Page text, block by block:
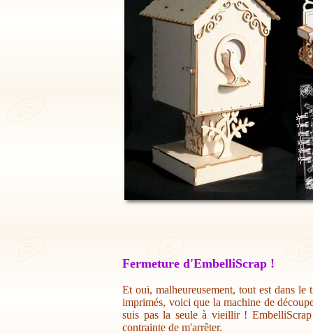
Fermeture d'EmbelliScrap !
Et oui, malheureusement, tout est dans
imprimés, voici que la machine de
suis pas la seule à vieillir !
contrainte de m'arrêter.